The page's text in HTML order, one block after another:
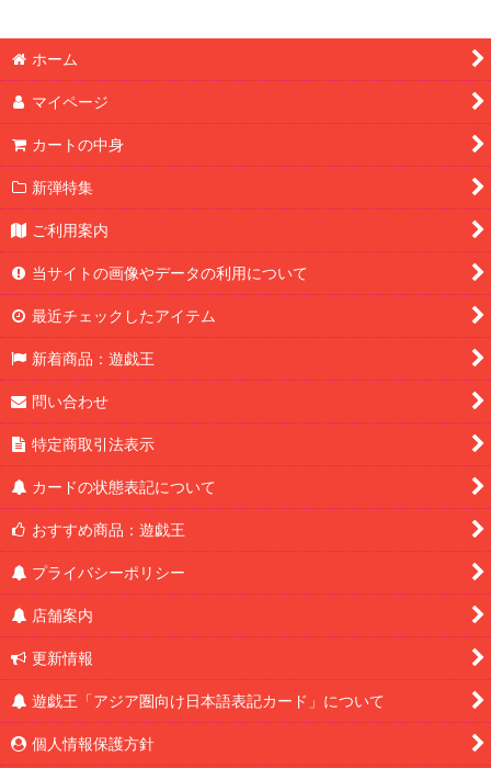
ホーム
マイページ
カートの中身
新弾特集
ご利用案内
当サイトの画像やデータの利用について
最近チェックしたアイテム
新着商品：遊戯王
問い合わせ
特定商取引法表示
カードの状態表記について
おすすめ商品：遊戯王
プライバシーポリシー
店舗案内
更新情報
遊戯王「アジア圏向け日本語表記カード」について
個人情報保護方針